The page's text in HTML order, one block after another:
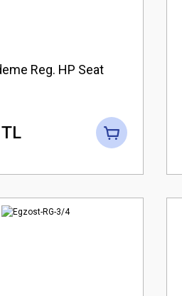
Reg. HP Seat